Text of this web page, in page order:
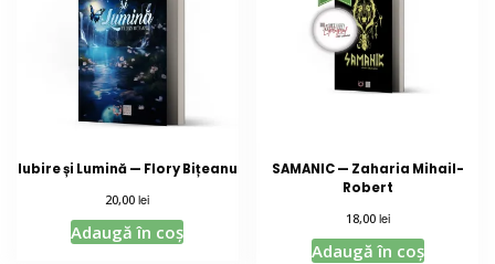
Iubire și Lumină — Flory Bițeanu
20,00lei
Adaugă în coș
SAMANIC — Zaharia Mihail-
Robert
18,00 lei
Adaugă în coș